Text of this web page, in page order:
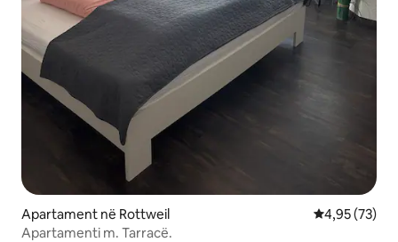
Apartament në Rottweil Vlerësimi
4,95 (73)
Apartamenti m. Tarracë.